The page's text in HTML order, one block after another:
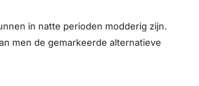
in natte perioden modderig zijn.
men de gemarkeerde alternatieve